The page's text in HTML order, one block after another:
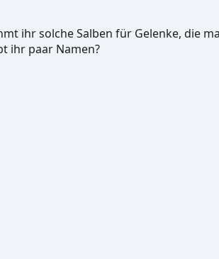
ihr solche Salben für Gelenke, die
ihr paar Namen?